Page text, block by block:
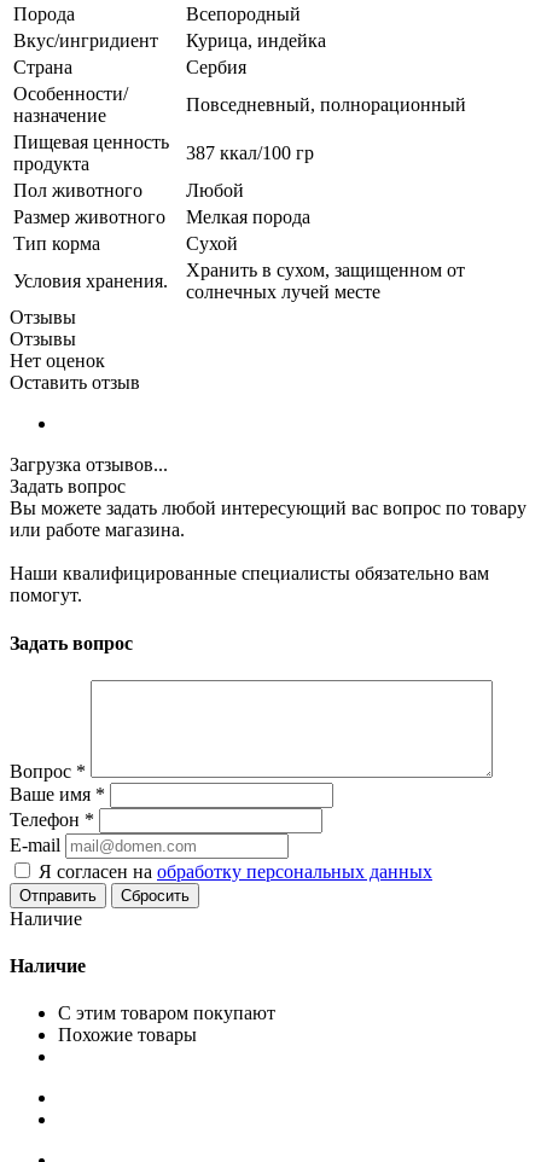
Порода
Всепородный
Вкус/ингридиент
Курица, индейка
Страна
Сербия
Особенности/
назначение
Повседневный, полнорационный
Пищевая ценность
продукта
387 ккал/100 гр
Пол животного
Любой
Размер животного
Мелкая порода
Тип корма
Сухой
Условия хранения.
Хранить в сухом, защищенном от
солнечных лучей месте
Отзывы
Отзывы
Нет оценок
Оставить отзыв
Загрузка отзывов...
Задать вопрос
Вы можете задать любой интересующий вас вопрос по товару
или работе магазина.
Наши квалифицированные специалисты обязательно вам
помогут.
Задать вопрос
Вопрос *
Ваше имя *
Телефон *
E-mail
Я согласен на обработку персональных данных
Сбросить
Наличие
Наличие
С этим товаром покупают
Похожие товары